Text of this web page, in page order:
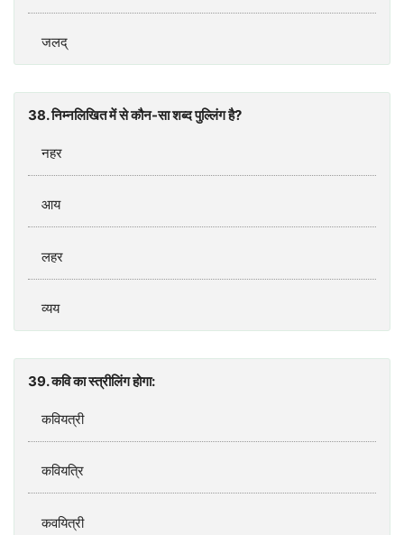
जलद्
38. निम्‍नलिखित में से कौन-सा शब्‍द पुल्लिंग है?
नहर
आय
लहर
व्‍यय
39. कवि का स्‍त्रीलिंग होगा:
कवियत्री
कवियत्रि
कवयित्री